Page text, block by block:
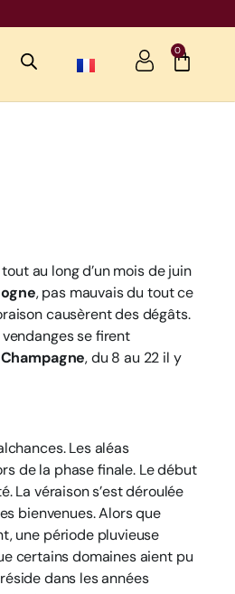
0
au long d’un mois de juin
, pas mauvais du tout ce
causèrent des dégâts.
se firent
Champagne, du 8 au 22 il y
Les aléas
de la phase finale. Le début
La véraison s’est déroulée
bienvenues. Alors que
une période pluvieuse
certains domaines aient pu
dans les années